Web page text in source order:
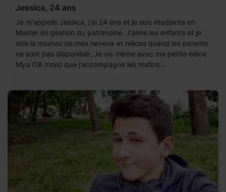
Jessica, 24 ans
Je m'appelle Jessica, j'ai 24 ans et je suis étudiante en
Master en gestion du patrimoine. J'aime les enfants et je
suis la nounou de mes neveux et nièces quand les parents
ne sont pas disponible. Je vis même avec ma petite nièce
Mya (16 mois) que j'accompagne les matins...